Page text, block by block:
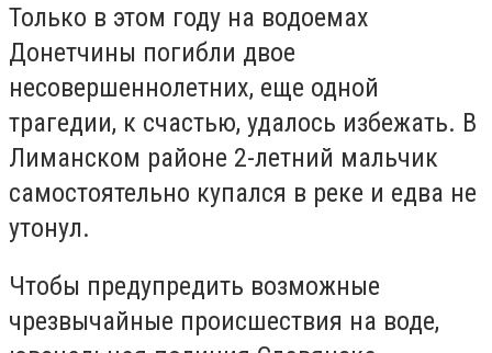
Только в этом году на водоемах
Донетчины погибли двое
несовершеннолетних, еще одной
трагедии, к счастью, удалось избежать. В
Лиманском районе 2-летний мальчик
самостоятельно купался в реке и едва не
утонул.
Чтобы предупредить возможные
чрезвычайные происшествия на воде,